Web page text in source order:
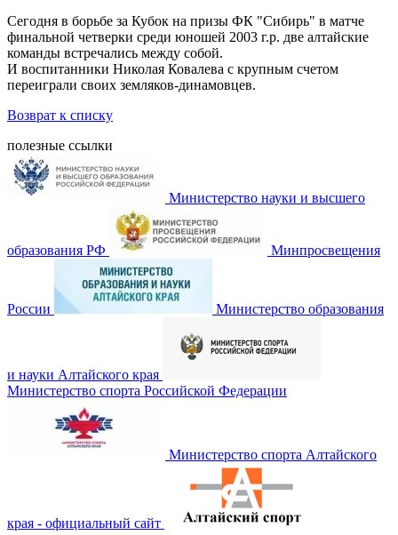
Сегодня в борьбе за Кубок на призы ФК "Сибирь" в матче
финальной четверки среди юношей 2003 г.р. две алтайские
команды встречались между собой.
И воспитанники Николая Ковалева с крупным счетом
переиграли своих земляков-динамовцев.
Возврат к списку
полезные ссылки
Министерство науки и высшего
образования РФ Минпросвещения
России Министерство образования
и науки Алтайского края
Министерство спорта Российской Федерации
Министерство спорта Алтайского
края - официальный сайт